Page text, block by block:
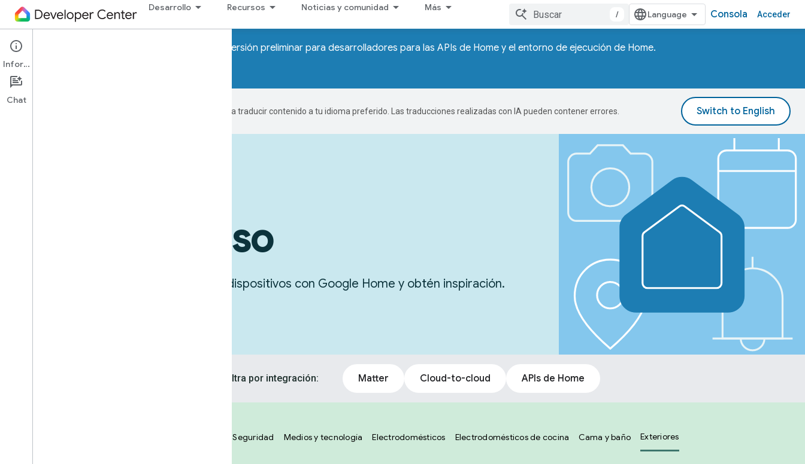
Desarrollo Recursos Noticias y comunidad Más
/ Consola Acceder
¡Atención! Pronto se lanzarán los programas de Versión preliminar para desarrolladores para las APIs de Home y el entorno de ejecución de Home.
Google utiliza tecnología de IA para traducir contenido a tu idioma preferido. Las traducciones realizadas con IA pueden contener errores.
Casos de uso
Explora las integraciones para tus dispositivos con Google Home y obtén inspiración.
Información
Chat